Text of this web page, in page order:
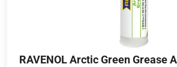
RAVENOL Arctic Green Grease